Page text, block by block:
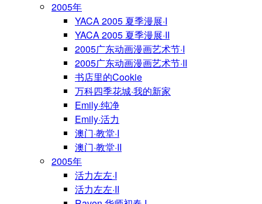
2005年
YACA 2005 夏季漫展·I
YACA 2005 夏季漫展·II
2005广东动画漫画艺术节·I
2005广东动画漫画艺术节·II
书店里的Cookie
万科四季花城·我的新家
Emily·纯净
Emily·活力
澳门·教堂·I
澳门·教堂·II
2005年
活力左左·I
活力左左·II